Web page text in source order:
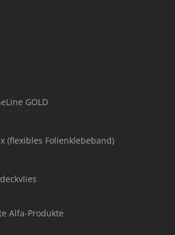
GOLD
(flexibles Folienklebeband)
Alfa-Produkte